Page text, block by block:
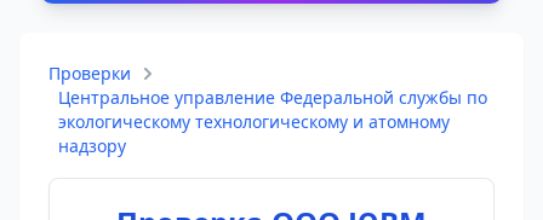
Проверки
Центральное управление Федеральной службы по
экологическому технологическому и атомному
надзору